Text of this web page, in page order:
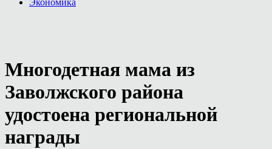
Экономика
Многодетная мама из
Заволжского района
удостоена региональной
награды